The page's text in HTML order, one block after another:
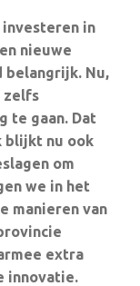
in
nieuwe
belangrijk. Nu,
zelfs
te gaan. Dat
blijkt nu ook
om
we in het
manieren van
extra
innovatie.